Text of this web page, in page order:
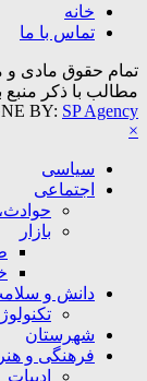
خانه
تماس با ما
تمام حقوق مادی و
مطالب با ذکر منبع
BY: SP Agency
×
سیاسی
اجتماعی
بازار
دانش و
شهرستان
فرهنگی و
ادبیات